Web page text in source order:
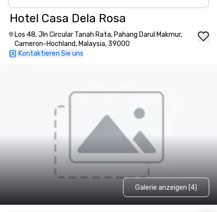
Hotel Casa Dela Rosa
Los 48, Jln Circular Tanah Rata, Pahang Darul Makmur,
Cameron-Hochland, Malaysia, 39000
Kontaktieren Sie uns
Galerie anzeigen (4)